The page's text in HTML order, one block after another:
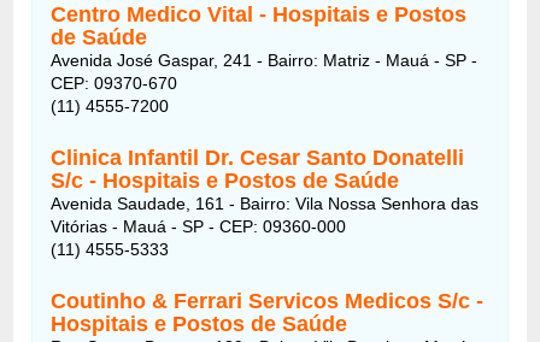
Centro Medico Vital - Hospitais e Postos
de Saúde
Avenida José Gaspar, 241 - Bairro: Matriz - Mauá - SP -
CEP: 09370-670
(11) 4555-7200
Clinica Infantil Dr. Cesar Santo Donatelli
S/c - Hospitais e Postos de Saúde
Avenida Saudade, 161 - Bairro: Vila Nossa Senhora das
Vitórias - Mauá - SP - CEP: 09360-000
(11) 4555-5333
Coutinho & Ferrari Servicos Medicos S/c -
Hospitais e Postos de Saúde